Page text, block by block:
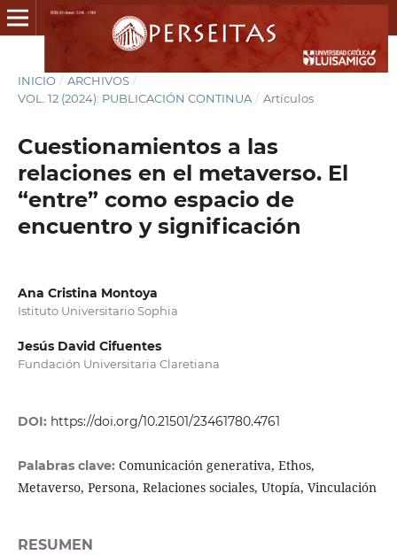
INICIO / ARCHIVOS /
VOL. 12 (2024): PUBLICACIÓN CONTINUA / Artículos
Cuestionamientos a las
relaciones en el metaverso. El
“entre” como espacio de
encuentro y significación
Ana Cristina Montoya
Istituto Universitario Sophia
Jesús David Cifuentes
Fundación Universitaria Claretiana
DOI: https://doi.org/10.21501/23461780.4761
Palabras clave: Comunicación generativa, Ethos,
Metaverso, Persona, Relaciones sociales, Utopía, Vinculación
RESUMEN